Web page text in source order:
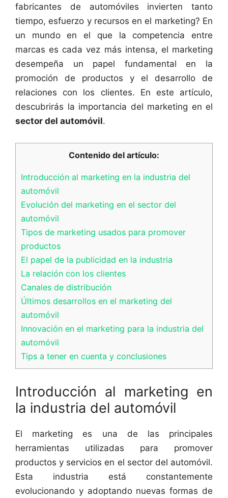
fabricantes de automóviles invierten tanto
tiempo, esfuerzo y recursos en el marketing? En
un mundo en el que la competencia entre
marcas es cada vez más intensa, el marketing
desempeña un papel fundamental en la
promoción de productos y el desarrollo de
relaciones con los clientes. En este artículo,
descubrirás la importancia del marketing en el
sector del automóvil.
Contenido del artículo:
Introducción al marketing en la industria del
automóvil
Evolución del marketing en el sector del
automóvil
Tipos de marketing usados para promover
productos
El papel de la publicidad en la industria
La relación con los clientes
Canales de distribución
Últimos desarrollos en el marketing del
automóvil
Innovación en el marketing para la industria del
automóvil
Tips a tener en cuenta y conclusiones
Introducción al marketing en
la industria del automóvil
El marketing es una de las principales
herramientas utilizadas para promover
productos y servicios en el sector del automóvil.
Esta industria está constantemente
evolucionando y adoptando nuevas formas de